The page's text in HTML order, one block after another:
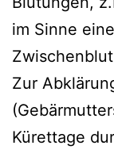
im Sinne
Zur
Kürettage